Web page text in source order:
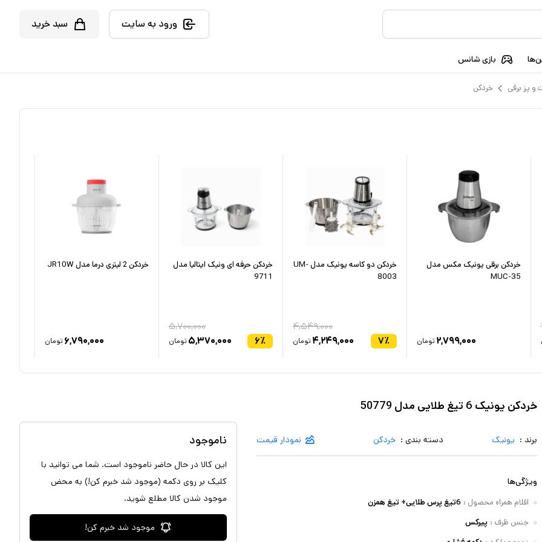
ورود به سایت سبد خرید
بازی شانس
و پز برقی خردکن
خردکن برقی یونیک مکس مدل
MUC-35
۲,۷۹۹,۰۰۰ تومان
خردکن دو کاسه یونیک مدل UM-
8003
۷٪
۴,۵۴۹,۰۰۰
۴,۲۴۹,۰۰۰ تومان
خردکن حرفه ای ونیک ایتالیا مدل
9711
۶٪
۵,۷۰۰,۰۰۰
۵,۳۷۰,۰۰۰ تومان
خردکن 2 لیتری درما مدل JR10W
۶,۷۹۰,۰۰۰ تومان
خردکن یونیک 6 تیغ طلایی مدل 50779
برند : یونیک دسته بندی : خردکن نمودار قیمت
ویژگی‌ها
اقلام همراه محصول : 6تیغ پرس طلایی+ تیغ همزن
جنس ظرف : پیرکس
ناموجود
این کالا در حال حاضر ناموجود است. شما می توانید با
کلیک بر روی دکمه (موجود شد خبرم کن!) به محض
موجود شدن کالا مطلع شوید.
موجود شد خبرم کن!